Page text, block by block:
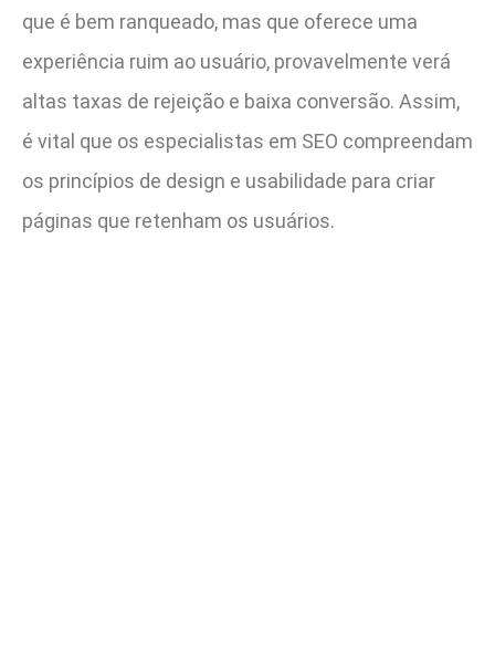
que é bem ranqueado, mas que oferece uma
experiência ruim ao usuário, provavelmente verá
altas taxas de rejeição e baixa conversão. Assim,
é vital que os especialistas em SEO compreendam
os princípios de design e usabilidade para criar
páginas que retenham os usuários.